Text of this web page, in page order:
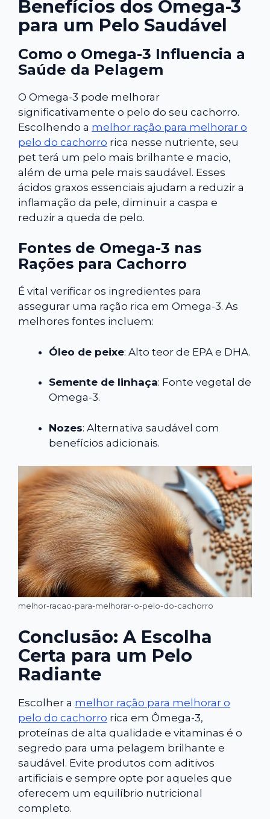
Benefícios dos Omega-3
para um Pelo Saudável
Como o Omega-3 Influencia a
Saúde da Pelagem
O Omega-3 pode melhorar
significativamente o pelo do seu cachorro.
Escolhendo a melhor ração para melhorar o
pelo do cachorro rica nesse nutriente, seu
pet terá um pelo mais brilhante e macio,
além de uma pele mais saudável. Esses
ácidos graxos essenciais ajudam a reduzir a
inflamação da pele, diminuir a caspa e
reduzir a queda de pelo.
Fontes de Omega-3 nas
Rações para Cachorro
É vital verificar os ingredientes para
assegurar uma ração rica em Omega-3. As
melhores fontes incluem:
Óleo de peixe: Alto teor de EPA e DHA.
Semente de linhaça: Fonte vegetal de
Omega-3.
Nozes: Alternativa saudável com
benefícios adicionais.
melhor-racao-para-melhorar-o-pelo-do-cachorro
Conclusão: A Escolha
Certa para um Pelo
Radiante
Escolher a melhor ração para melhorar o
pelo do cachorro rica em Ômega-3,
proteínas de alta qualidade e vitaminas é o
segredo para uma pelagem brilhante e
saudável. Evite produtos com aditivos
artificiais e sempre opte por aqueles que
oferecem um equilíbrio nutricional
completo.